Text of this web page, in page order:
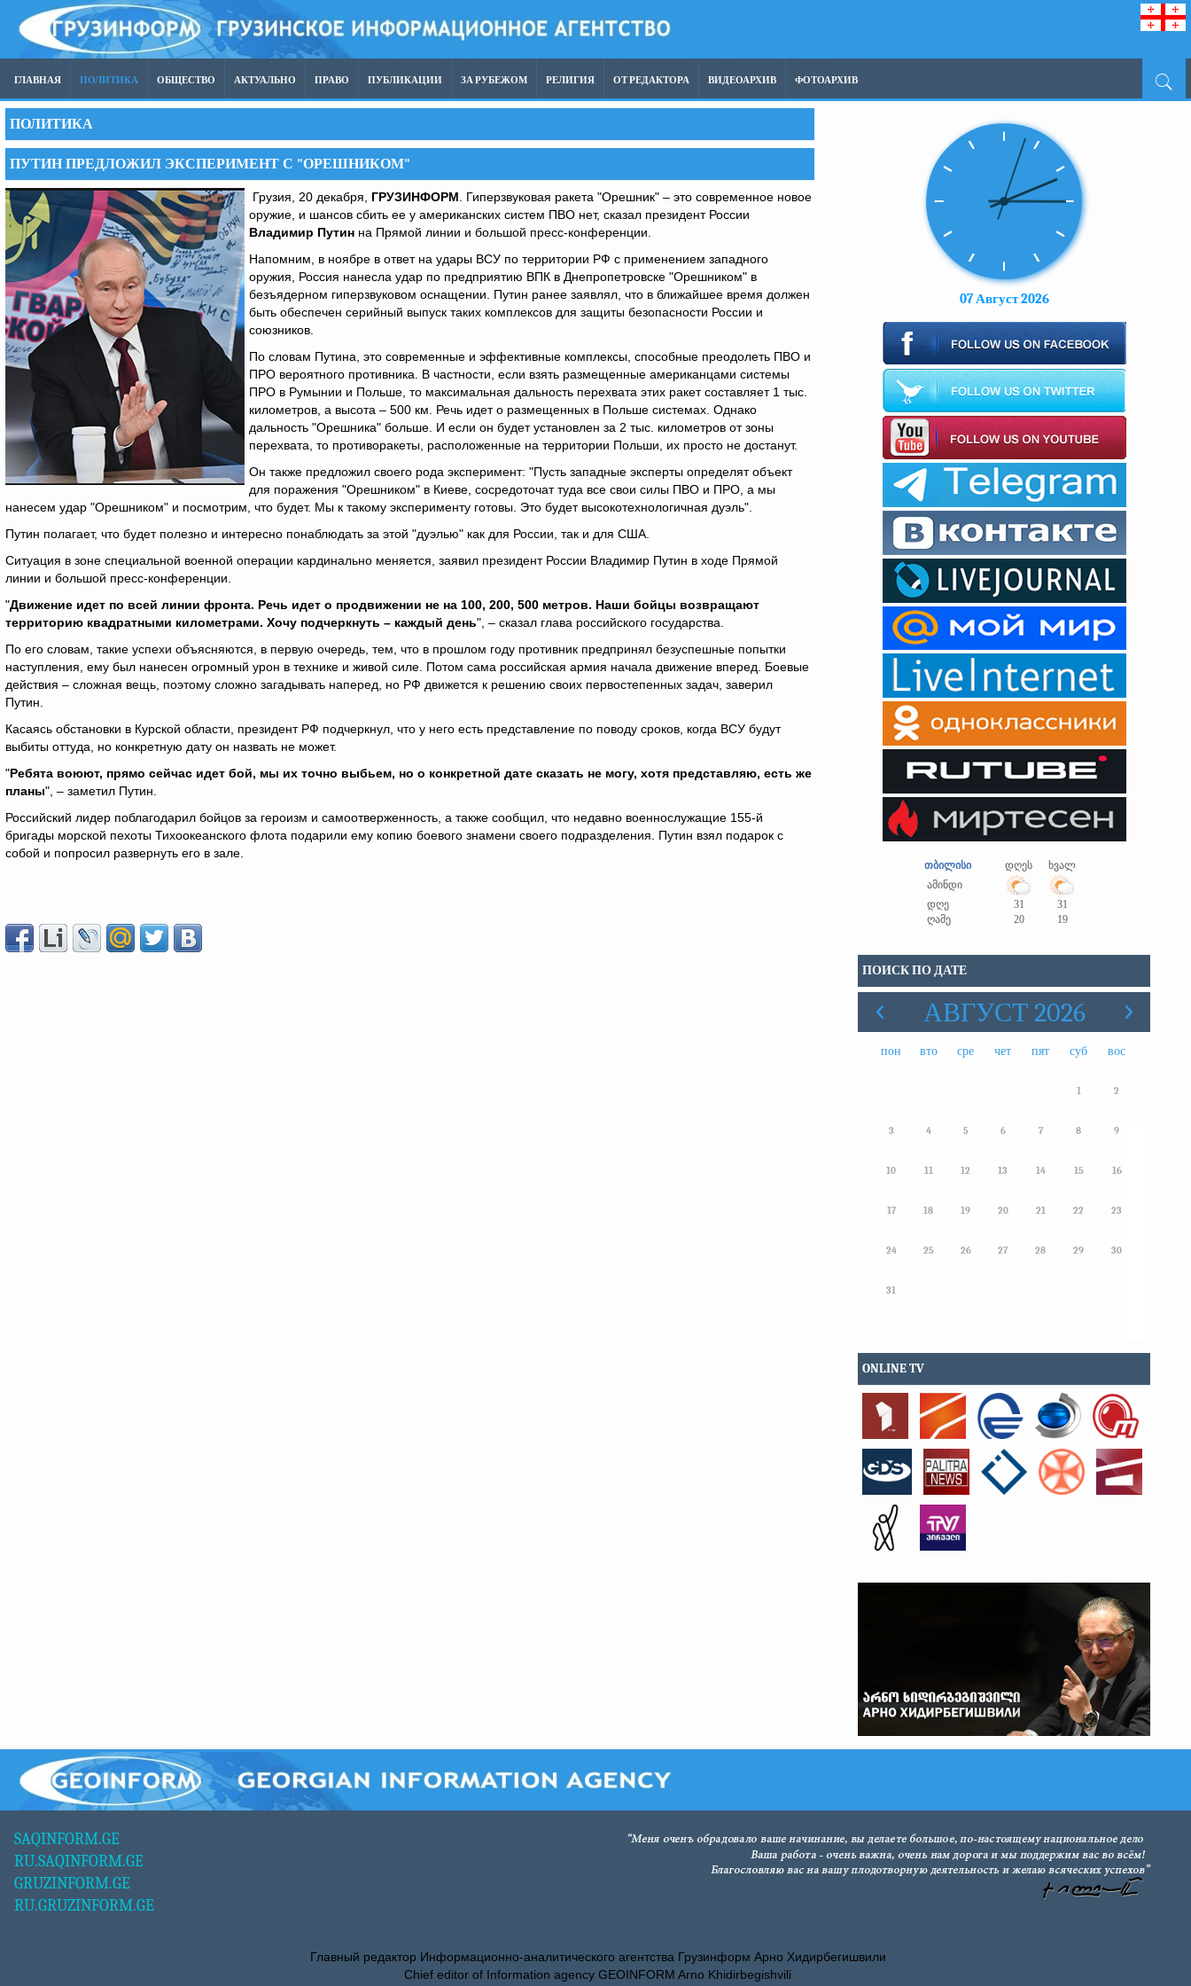
ГЛАВНАЯ ПОЛИТИКА ОБЩЕСТВО АКТУАЛЬНО ПРАВО ПУБЛИКАЦИИ ЗА РУБЕЖОМ РЕЛИГИЯ ОТ РЕДАКТОРА ВИДЕОАРХИВ ФОТОАРХИВ
ПОЛИТИКА
ПУТИН ПРЕДЛОЖИЛ ЭКСПЕРИМЕНТ С "ОРЕШНИКОМ"
Грузия, 20 декабря, ГРУЗИНФОРМ . Гиперзвуковая ракета "Орешник" – это современное новое
оружие, и шансов сбить ее у американских систем ПВО нет, сказал президент России
Владимир Путин на Прямой линии и большой пресс-конференции.
Напомним, в ноябре в ответ на удары ВСУ по территории РФ с применением западного
оружия, Россия нанесла удар по предприятию ВПК в Днепропетровске "Орешником" в
безъядерном гиперзвуковом оснащении. Путин ранее заявлял, что в ближайшее время должен
быть обеспечен серийный выпуск таких комплексов для защиты безопасности России и
союзников.
По словам Путина, это современные и эффективные комплексы, способные преодолеть ПВО и
ПРО вероятного противника. В частности, если взять размещенные американцами системы
ПРО в Румынии и Польше, то максимальная дальность перехвата этих ракет составляет 1 тыс.
километров, а высота – 500 км. Речь идет о размещенных в Польше системах. Однако
дальность "Орешника" больше. И если он будет установлен за 2 тыс. километров от зоны
перехвата, то противоракеты, расположенные на территории Польши, их просто не достанут.
Он также предложил своего рода эксперимент: "Пусть западные эксперты определят объект
для поражения "Орешником" в Киеве, сосредоточат туда все свои силы ПВО и ПРО, а мы
нанесем удар "Орешником" и посмотрим, что будет. Мы к такому эксперименту готовы. Это будет высокотехнологичная дуэль".
Путин полагает, что будет полезно и интересно понаблюдать за этой "дуэлью" как для России, так и для США.
Ситуация в зоне специальной военной операции кардинально меняется, заявил президент России Владимир Путин в ходе Прямой
линии и большой пресс-конференции.
"Движение идет по всей линии фронта. Речь идет о продвижении не на 100, 200, 500 метров. Наши бойцы возвращают
территорию квадратными километрами. Хочу подчеркнуть – каждый день", – сказал глава российского государства.
По его словам, такие успехи объясняются, в первую очередь, тем, что в прошлом году противник предпринял безуспешные попытки
наступления, ему был нанесен огромный урон в технике и живой силе. Потом сама российская армия начала движение вперед. Боевые
действия – сложная вещь, поэтому сложно загадывать наперед, но РФ движется к решению своих первостепенных задач, заверил
Путин.
Касаясь обстановки в Курской области, президент РФ подчеркнул, что у него есть представление по поводу сроков, когда ВСУ будут
выбиты оттуда, но конкретную дату он назвать не может.
"Ребята воюют, прямо сейчас идет бой, мы их точно выбьем, но о конкретной дате сказать не могу, хотя представляю, есть же
планы", – заметил Путин.
Российский лидер поблагодарил бойцов за героизм и самоотверженность, а также сообщил, что недавно военнослужащие 155-й
бригады морской пехоты Тихоокеанского флота подарили ему копию боевого знамени своего подразделения. Путин взял подарок с
собой и попросил развернуть его в зале.
07 Август 2026
თბილისი დღეს
ხვალ
ამინდი
დღე
31
31
ღამე
20 19
ПОИСК ПО ДАТЕ
АВГУСТ 2026
пон вто сре чет пят суб вос
1 2
3 4 5 6 7 8 9
10 11 12 13 14 15 16
17 18 19 20 21 22 23
24 25 26 27 28 29 30
31
ONLINE TV
SAQINFORM.GE
RU.SAQINFORM.GE
GRUZINFORM.GE
RU.GRUZINFORM.GE
Главный редактор Информационно-аналитического агентства Грузинформ Арно Хидирбегишвили
Chief editor of Information agency GEOINFORM Arno Khidirbegishvili